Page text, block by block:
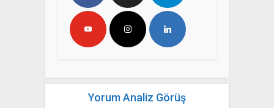
Yorum Analiz Görüş